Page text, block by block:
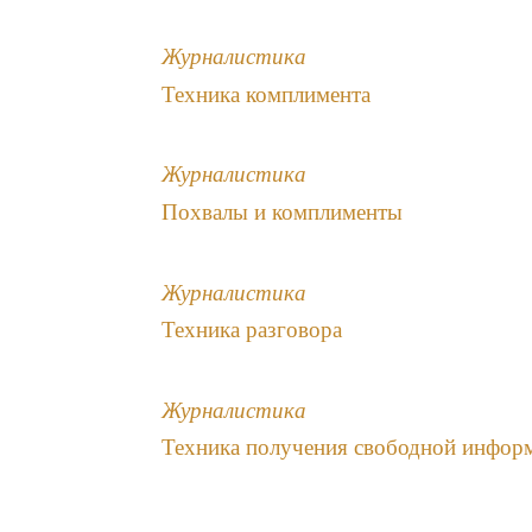
Журналистика
Техника комплимента
Журналистика
Похвалы и комплименты
Журналистика
Техника разговора
Журналистика
Техника получения свободной